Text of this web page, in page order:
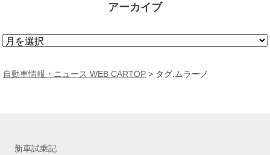
アーカイブ
ア
カ
自動車情報・ニュース WEB CARTOP > タグ:ムラーノ
新車試乗記